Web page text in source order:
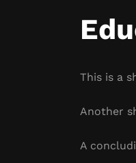
This is a
Another
A